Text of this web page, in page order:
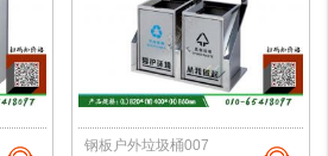
钢板户外垃圾桶007